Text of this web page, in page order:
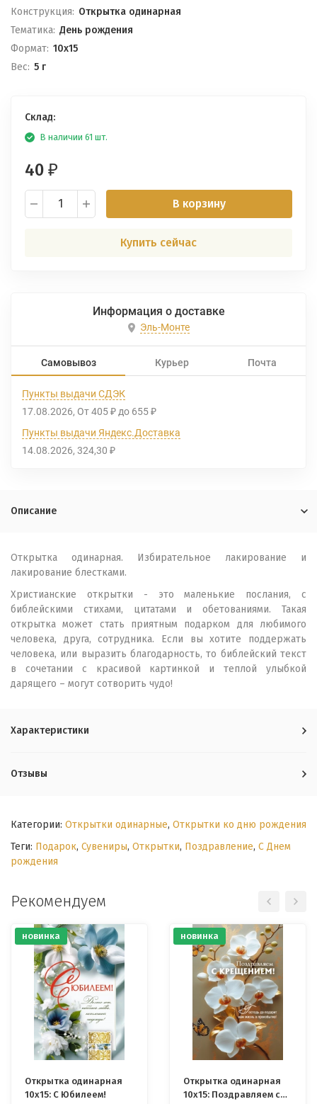
Конструкция: Открытка одинарная
Тематика: День рождения
Формат: 10x15
Вес: 5 г
Склад:
В наличии 61 шт.
40 ₽
В корзину
Купить сейчас
Информация о доставке
Эль-Монте
Самовывоз Курьер Почта
Пункты выдачи СДЭК
17.08.2026 От 405 ₽ до 655 ₽
Пункты выдачи Яндекс.Доставка
14.08.2026 324,30 ₽
Описание
Открытка одинарная. Избирательное лакирование и
лакирование блестками.
Христианские открытки - это маленькие послания, с
библейскими стихами, цитатами и обетованиями. Такая
открытка может стать приятным подарком для любимого
человека, друга, сотрудника. Если вы хотите поддержать
человека, или выразить благодарность, то библейский текст
в сочетании с красивой картинкой и теплой улыбкой
дарящего – могут сотворить чудо!
Характеристики
Отзывы
Категории: Открытки одинарные, Открытки ко дню рождения
Теги: Подарок, Сувениры, Открытки, Поздравление, С Днем
рождения
Рекомендуем
новинка
Открытка одинарная
10x15: С Юбилеем!
новинка
Открытка одинарная
10x15: Поздравляем с